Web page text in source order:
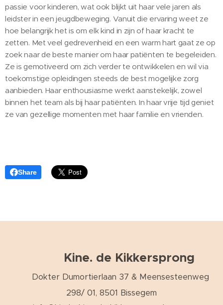
passie voor kinderen, wat ook blijkt uit haar vele jaren als
leidster in een jeugdbeweging. Vanuit die ervaring weet ze
hoe belangrijk het is om elk kind in zijn of haar kracht te
zetten. Met veel gedrevenheid en een warm hart gaat ze op
zoek naar de beste manier om haar patiënten te begeleiden.
Ze is gemotiveerd om zich verder te ontwikkelen en wil via
toekomstige opleidingen steeds de best mogelijke zorg
aanbieden. Haar enthousiasme werkt aanstekelijk, zowel
binnen het team als bij haar patiënten. In haar vrije tijd geniet
ze van gezellige momenten met haar familie en vrienden.
Share
Kine. de Kikkersprong
Dokter Dumortierlaan 37 & Meensesteenweg
298/ 01, 8501 Bissegem